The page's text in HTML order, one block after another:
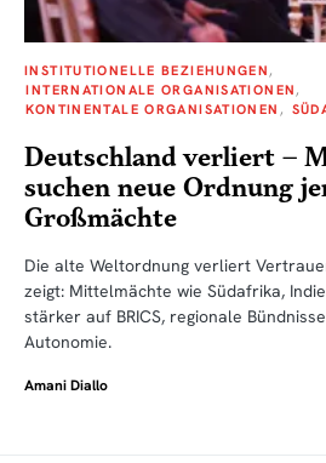
INSTITUTIONELLE BEZIEHUNGEN
INTERNATIONALE ORGANISATIONEN
KONTINENTALE ORGANISATIONEN
Deutschland verliert –
suchen neue Ordnung
Großmächte
Die alte Weltordnung verliert
zeigt: Mittelmächte wie Südafrika,
stärker auf BRICS, regionale
Autonomie.
Amani Diallo